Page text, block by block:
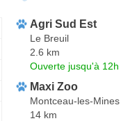
Agri Sud Est
Le Breuil
2.6 km
Ouverte jusqu'à 12h
Maxi Zoo
Montceau-les-Mines
14 km